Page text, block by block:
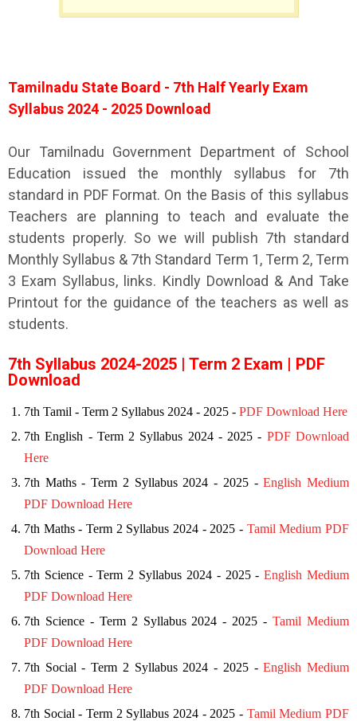
Tamilnadu State Board - 7th Half Yearly Exam
Syllabus 2024 - 2025 Download
Our Tamilnadu Government Department of School
Education issued the monthly syllabus for 7th
standard in PDF Format. On the Basis of this syllabus
Teachers are planning to teach and evaluate the
students properly. So we will publish 7th standard
Monthly Syllabus & 7th Standard Term 1, Term 2, Term
3 Exam Syllabus, links. Kindly Download & And Take
Printout for the guidance of the teachers as well as
students.
7th Syllabus 2024-2025 | Term 2 Exam | PDF
Download
7th Tamil - Term 2 Syllabus 2024 - 2025 - PDF Download Here
7thEnglish - Term 2 Syllabus 2024 - 2025 - PDF Download
Here
7th Maths -Term 2 Syllabus 2024 - 2025 -English Medium
PDF Download Here
7th Maths -Term 2 Syllabus 2024 - 2025 - Tamil Medium PDF
Download Here
7th Science -Term 2 Syllabus 2024 - 2025 -English Medium
PDF Download Here
7th Science - Term 2 Syllabus 2024 - 2025 -Tamil Medium
PDF Download Here
7th Social -Term 2 Syllabus 2024 - 2025 -English Medium
PDF Download Here
7th Social -Term 2 Syllabus 2024 - 2025 - Tamil Medium PDF